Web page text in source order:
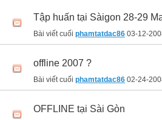
Tập huấn tại Sàigon 28-29
Bài viết cuối phamtatdac86 03-12-
offline 2007 ?
Bài viết cuối phamtatdac86 02-24-
OFFLINE tại Sài Gòn